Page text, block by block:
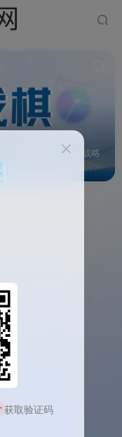
、卡牌策略、4X大战略
获取验证码